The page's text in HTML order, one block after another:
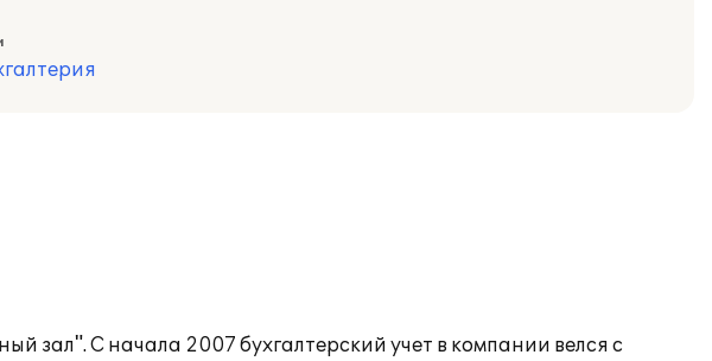
С начала 2007 бухгалтерский учет в компании велся с